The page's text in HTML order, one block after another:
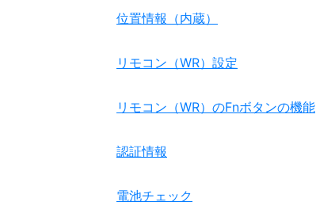
位置情報（内蔵）
リモコン（WR）設定
リモコン（WR）のFnボタンの機能
認証情報
電池チェック